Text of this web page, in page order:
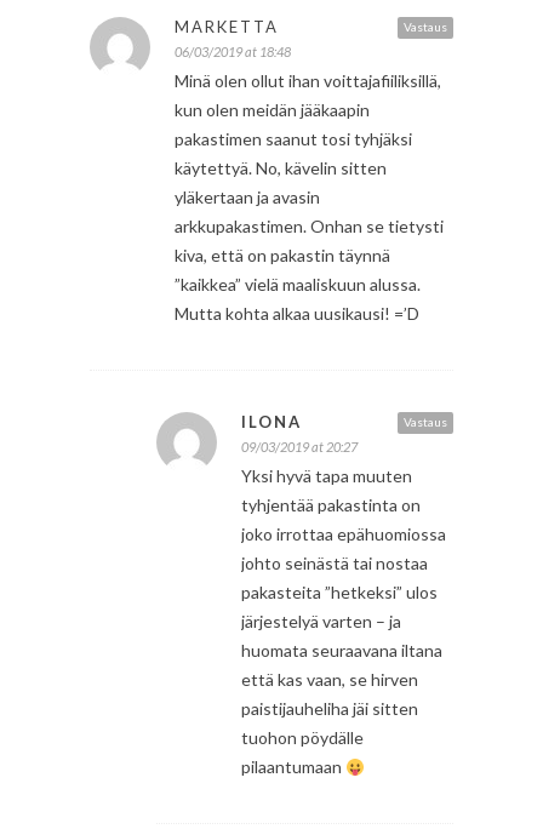
Vastaus
MARKETTA
06/03/2019 at 18:48
Minä olen ollut ihan voittajafiiliksillä,
kun olen meidän jääkaapin
pakastimen saanut tosi tyhjäksi
käytettyä. No, kävelin sitten
yläkertaan ja avasin
arkkupakastimen. Onhan se tietysti
kiva, että on pakastin täynnä
”kaikkea” vielä maaliskuun alussa.
Mutta kohta alkaa uusikausi! =’D
Vastaus
ILONA
09/03/2019 at 20:27
Yksi hyvä tapa muuten
tyhjentää pakastinta on
joko irrottaa epähuomiossa
johto seinästä tai nostaa
pakasteita ”hetkeksi” ulos
järjestelyä varten – ja
huomata seuraavana iltana
että kas vaan, se hirven
paistijauheliha jäi sitten
tuohon pöydälle
pilaantumaan